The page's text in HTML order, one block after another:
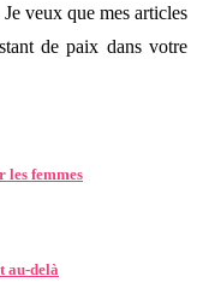
Je veux que mes articles
de paix dans votre
les femmes
au-delà